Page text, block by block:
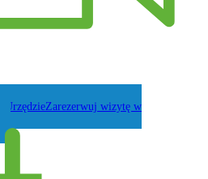
Zarezerwuj wizytę w